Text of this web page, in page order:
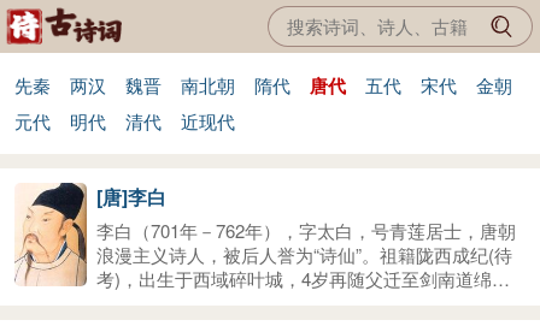
先秦 两汉 魏晋 南北朝 隋代 唐代 五代 宋代
金朝
元代
明代 清代 近现代
[唐]李白
李白（701年－762年），字太白，号青莲居士，唐朝
浪漫主义诗人，被后人誉为“诗仙”。祖籍陇西成纪(待
考)，出生于西域碎叶城，4岁再随父迁至剑南道绵